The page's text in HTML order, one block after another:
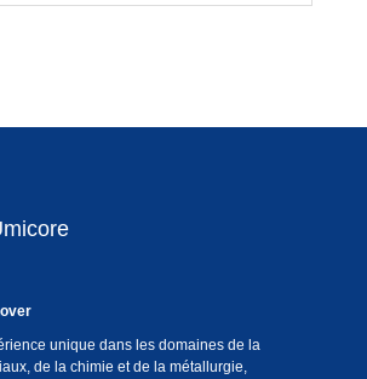
unique dans les domaines de la
de la chimie et de la métallurgie,